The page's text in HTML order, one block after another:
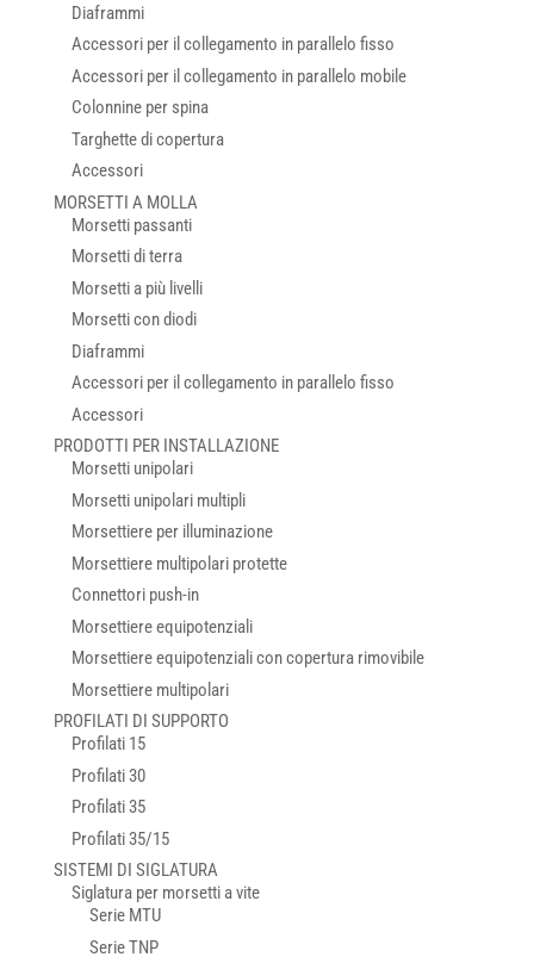
Diaframmi
Accessori per il collegamento in parallelo fisso
Accessori per il collegamento in parallelo mobile
Colonnine per spina
Targhette di copertura
Accessori
MORSETTI A MOLLA
Morsetti passanti
Morsetti di terra
Morsetti a più livelli
Morsetti con diodi
Diaframmi
Accessori per il collegamento in parallelo fisso
Accessori
PRODOTTI PER INSTALLAZIONE
Morsetti unipolari
Morsetti unipolari multipli
Morsettiere per illuminazione
Morsettiere multipolari protette
Connettori push-in
Morsettiere equipotenziali
Morsettiere equipotenziali con copertura rimovibile
Morsettiere multipolari
PROFILATI DI SUPPORTO
Profilati 15
Profilati 30
Profilati 35
Profilati 35/15
SISTEMI DI SIGLATURA
Siglatura per morsetti a vite
Serie MTU
Serie TNP